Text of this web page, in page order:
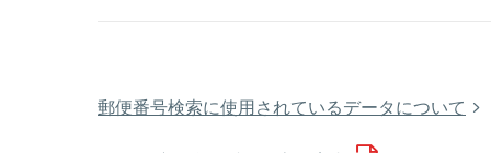
郵便番号検索に使用されているデータについて